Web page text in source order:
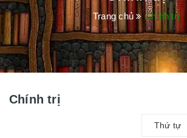
Trang chủ Chính trị
Chính trị
Thứ tự